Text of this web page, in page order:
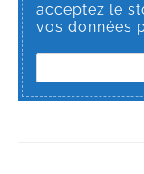
acceptez le
vos données